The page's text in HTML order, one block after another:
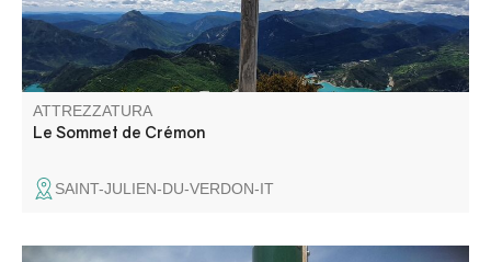
ATTREZZATURA
Le Sommet de Crémon
SAINT-JULIEN-DU-VERDON-IT